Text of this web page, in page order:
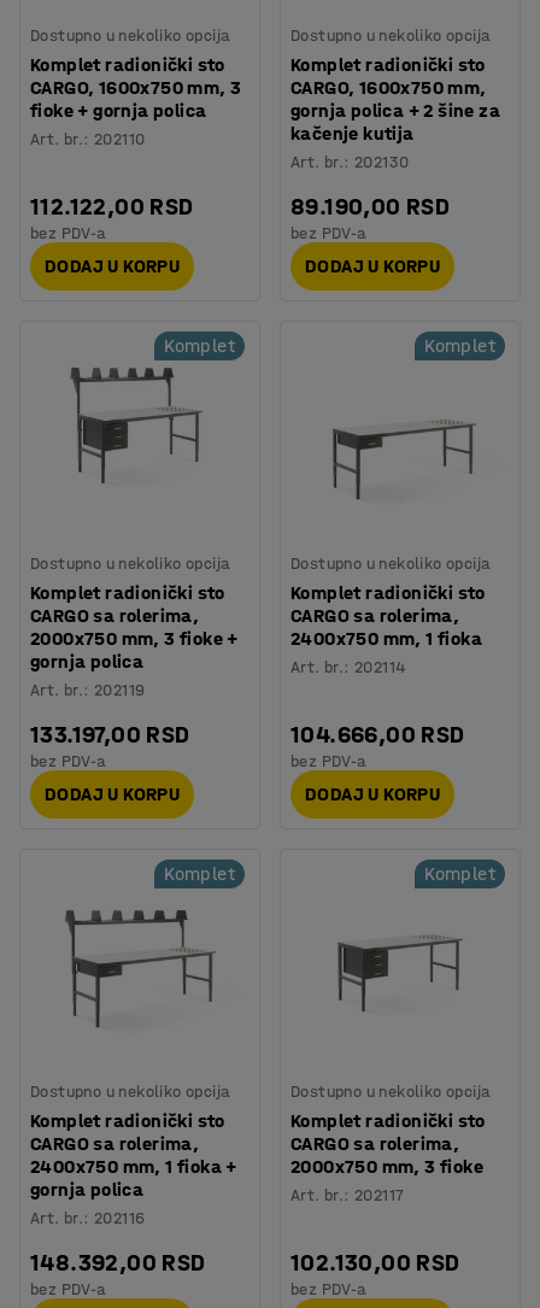
Dostupno u nekoliko opcija
Komplet radionički sto
CARGO, 1600x750 mm, 3
fioke + gornja polica
Art. br.: 202110
112.122,00 RSD
bez PDV-a
DODAJ U KORPU
Dostupno u nekoliko opcija
Komplet radionički sto
CARGO, 1600x750 mm,
gornja polica + 2 šine za
kačenje kutija
Art. br.: 202130
89.190,00 RSD
bez PDV-a
DODAJ U KORPU
Komplet
Dostupno u nekoliko opcija
Komplet radionički sto
CARGO sa rolerima,
2000x750 mm, 3 fioke +
gornja polica
Art. br.: 202119
133.197,00 RSD
bez PDV-a
DODAJ U KORPU
Komplet
Dostupno u nekoliko opcija
Komplet radionički sto
CARGO sa rolerima,
2400x750 mm, 1 fioka
Art. br.: 202114
104.666,00 RSD
bez PDV-a
DODAJ U KORPU
Komplet
Dostupno u nekoliko opcija
Komplet radionički sto
CARGO sa rolerima,
2400x750 mm, 1 fioka +
gornja polica
Art. br.: 202116
148.392,00 RSD
bez PDV-a
Komplet
Dostupno u nekoliko opcija
Komplet radionički sto
CARGO sa rolerima,
2000x750 mm, 3 fioke
Art. br.: 202117
102.130,00 RSD
bez PDV-a